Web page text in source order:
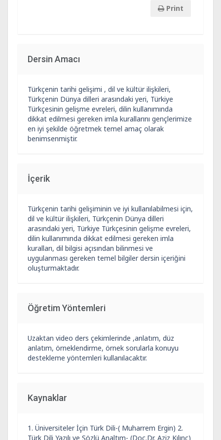
Print
Dersin Amacı
Türkçenin tarihi gelişimi , dil ve kültür ilişkileri,
Türkçenin Dünya dilleri arasındaki yeri, Türkiye
Türkçesinin gelişme evreleri, dilin kullanımında
dikkat edilmesi gereken imla kurallarını gençlerimize
en iyi şekilde öğretmek temel amaç olarak
benimsenmiştir.
İçerik
Türkçenin tarihi gelişiminin ve iyi kullanılabilmesi için,
dil ve kültür ilişkileri, Türkçenin Dünya dilleri
arasındaki yeri, Türkiye Türkçesinin gelişme evreleri,
dilin kullanımında dikkat edilmesi gereken imla
kuralları, dil bilgisi açısından bilinmesi ve
uygulanması gereken temel bilgiler dersin içeriğini
oluşturmaktadır.
Öğretim Yöntemleri
Uzaktan video ders çekimlerinde ,anlatım, düz
anlatım, örneklendirme, örnek sorularla konuyu
destekleme yöntemleri kullanılacaktır.
Kaynaklar
1. Üniversiteler İçin Türk Dili-( Muharrem Ergin) 2.
Türk Dili Yazılı ve Sözlü Analtım- (Doç.Dr. Aziz Kılınç)